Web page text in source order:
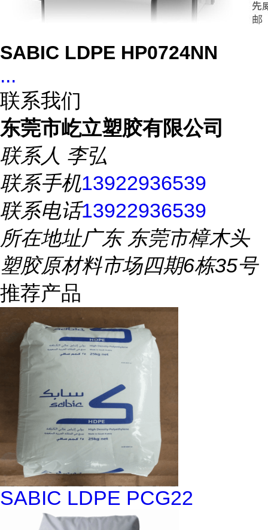
SABIC LDPE HP0724NN
...
联系我们
东莞市屹立塑胶有限公司
联系人 李弘
联系手机13922936539
联系电话13922936539
所在地址广东 东莞市樟木头
塑胶原材料市场四期6栋35号
推荐产品
SABIC LDPE PCG22